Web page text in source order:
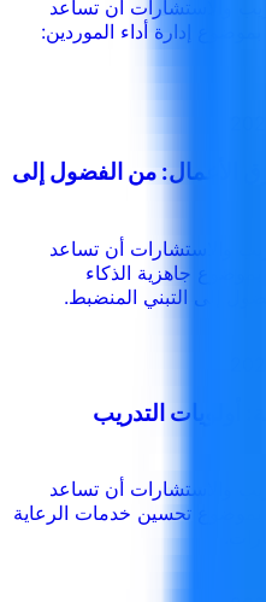
والاستشارات أن تساعد
إدارة أداء الموردين:
الأعمال: من الفضول إلى
والاستشارات أن تساعد
جاهزية الذكاء
إلى التبني المنضبط.
أولويات التدريب
والاستشارات أن تساعد
بموضوع تحسين خدمات الرعاية